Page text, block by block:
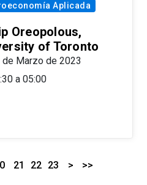
Aplicada
Oreopolous,
of Toronto
de Marzo de 2023
a 05:00
21 22 23 > >>